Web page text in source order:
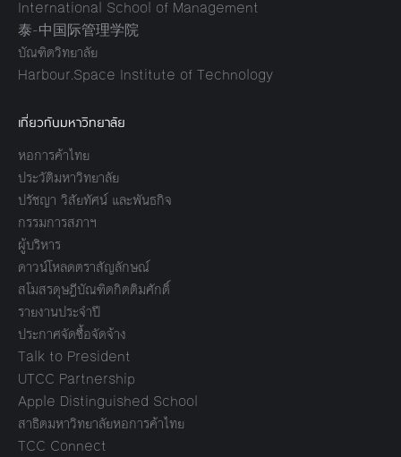
International School of Management
泰-中国际管理学院
บัณฑิตวิทยาลัย
Harbour.Space Institute of Technology
เกี่ยวกับมหาวิทยาลัย
หอการค้าไทย
ประวัติมหาวิทยาลัย
ปรัชญา วิสัยทัศน์ และพันธกิจ
กรรมการสภาฯ
ผู้บริหาร
ดาวน์โหลดตราสัญลักษณ์
สโมสรดุษฎีบัณฑิตกิตติมศักดิ์
รายงานประจำปี
ประกาศจัดซื้อจัดจ้าง
Talk to President
UTCC Partnership
Apple Distinguished School
สาธิตมหาวิทยาลัยหอการค้าไทย
TCC Connect